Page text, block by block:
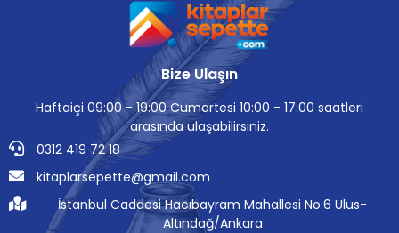
Bize Ulaşın
Haftaiçi 09:00 - 19:00 Cumartesi 10:00 - 17:00 saatleri
arasında ulaşabilirsiniz.
0312 419 72 18
kitaplarsepette@gmail.com
İstanbul Caddesi Hacıbayram Mahallesi No:6 Ulus-
Altındağ/Ankara